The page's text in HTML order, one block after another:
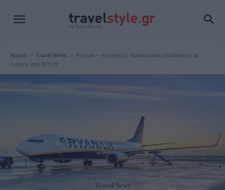
Αρχική Travel News
Ryanair – προσφορά: Καλοκαιρινές αποδράσεις με
πτήσεις από €29,99
Travel News